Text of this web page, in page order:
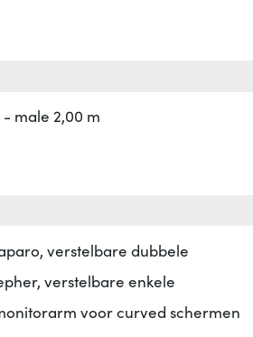
- male 2,00 m
verstelbare dubbele
verstelbare enkele
voor curved schermen